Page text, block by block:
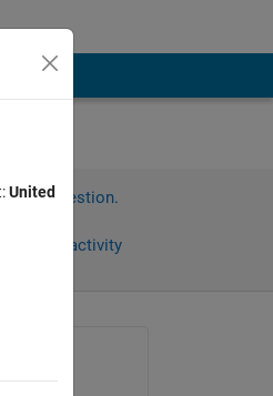
this question.
to follow activity
United